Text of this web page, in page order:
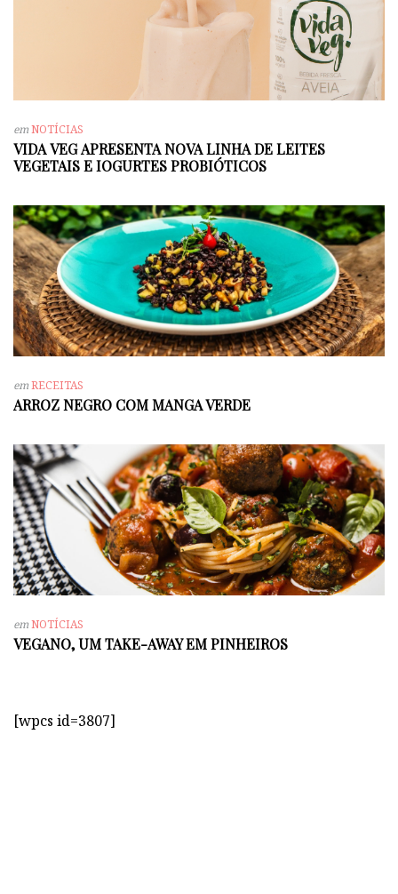
emNOTÍCIAS
VIDA VEG APRESENTA NOVA LINHA DE LEITES
VEGETAIS E IOGURTES PROBIÓTICOS
emRECEITAS
ARROZ NEGRO COM MANGA VERDE
emNOTÍCIAS
VEGANO, UM TAKE-AWAY EM PINHEIROS
[wpcs id=3807]